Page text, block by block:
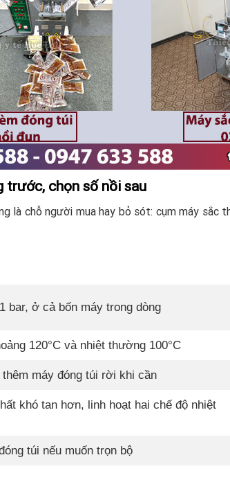
trước, chọn số nồi sau
là chỗ người mua hay bỏ sót: cụm máy sắc
bar, ở cả bốn máy trong dòng
120°C và nhiệt thường 100°C
máy đóng túi rời khi cần
khó tan hơn, linh hoạt hai chế độ nhiệt
túi nếu muốn trọn bộ